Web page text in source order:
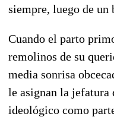
siempre, luego de un
Cuando el parto
remolinos de su
media sonrisa
le asignan la
ideológico como